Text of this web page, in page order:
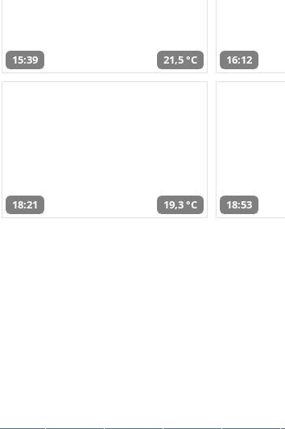
15:39 21,5 °C 16:12
18:21 19,3 °C 18:53